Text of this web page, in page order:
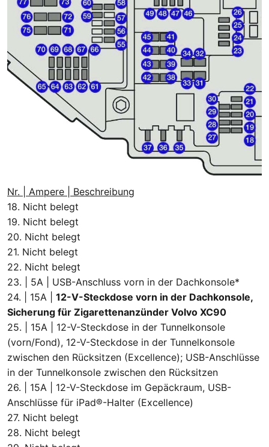
Nr. | Ampere | Beschreibung
18. Nicht belegt
19. Nicht belegt
20. Nicht belegt
21. Nicht belegt
22. Nicht belegt
23. | 5A | USB-Anschluss vorn in der Dachkonsole*
24. | 15A | 12-V-Steckdose vorn in der Dachkonsole,
Sicherung für Zigarettenanzünder Volvo XC90
25. | 15A | 12-V-Steckdose in der Tunnelkonsole
(vorn/Fond), 12-V-Steckdose in der Tunnelkonsole
zwischen den Rücksitzen (Excellence); USB-Anschlüsse
in der Tunnelkonsole zwischen den Rücksitzen
26. | 15A | 12-V-Steckdose im Gepäckraum, USB-
Anschlüsse für iPad®-Halter (Excellence)
27. Nicht belegt
28. Nicht belegt